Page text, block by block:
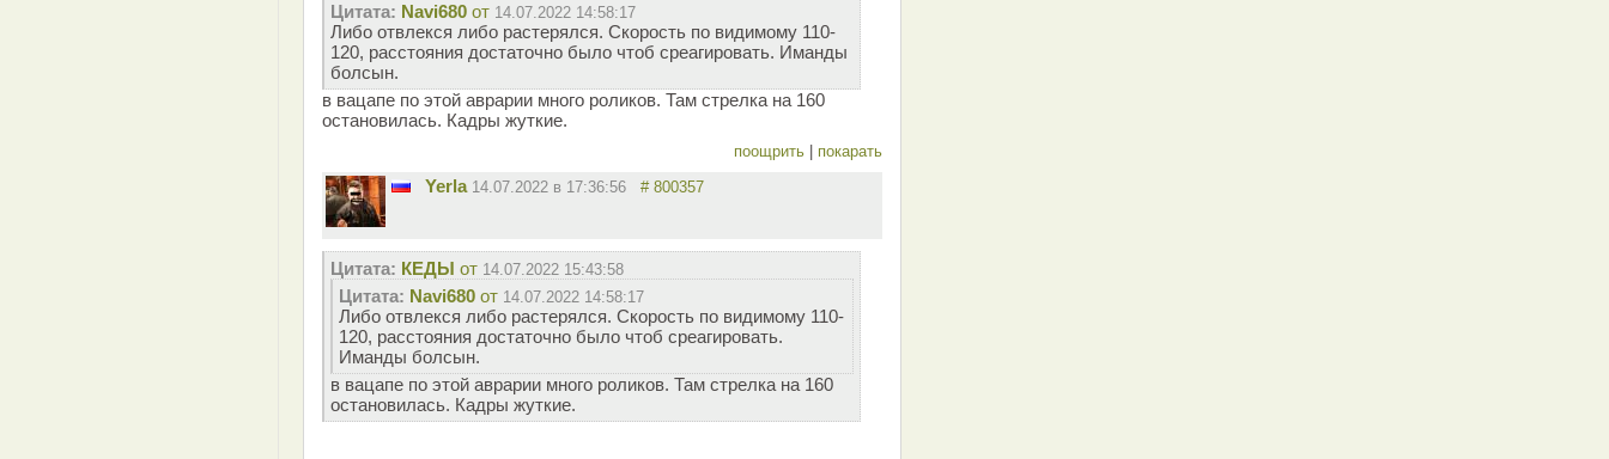
Цитата: Navi680 от 14.07.2022 14:58:17
Либо отвлекся либо растерялся. Скорость по видимому 110-
120, расстояния достаточно было чтоб среагировать. Иманды
болсын.
в вацапе по этой аврарии много роликов. Там стрелка на 160
остановилась. Кадры жуткие.
поощрить покарать
Yerla 14.07.2022 в 17:36:56 # 800357
Цитата: КЕДЫ от 14.07.2022 15:43:58
Цитата: Navi680 от 14.07.2022 14:58:17
Либо отвлекся либо растерялся. Скорость по видимому 110-
120, расстояния достаточно было чтоб среагировать.
Иманды болсын.
в вацапе по этой аврарии много роликов. Там стрелка на 160
остановилась. Кадры жуткие.